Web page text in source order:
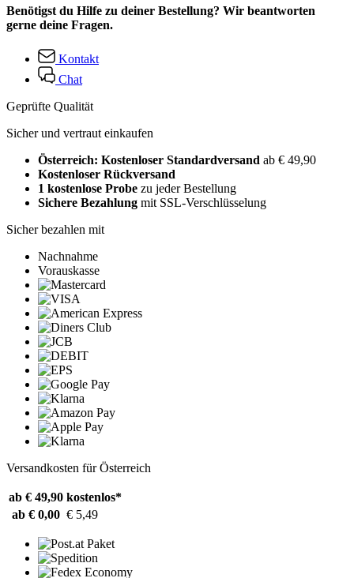
Benötigst du Hilfe zu deiner Bestellung? Wir beantworten
gerne deine Fragen.
Kontakt
Chat
Geprüfte Qualität
Sicher und vertraut einkaufen
Österreich: Kostenloser Standardversand ab € 49,90
Kostenloser Rückversand
1 kostenlose Probe zu jeder Bestellung
Sichere Bezahlung mit SSL-Verschlüsselung
Sicher bezahlen mit
Nachnahme
Vorauskasse
Versandkosten für Österreich
ab € 49,90 kostenlos*
ab € 0,00 € 5,49